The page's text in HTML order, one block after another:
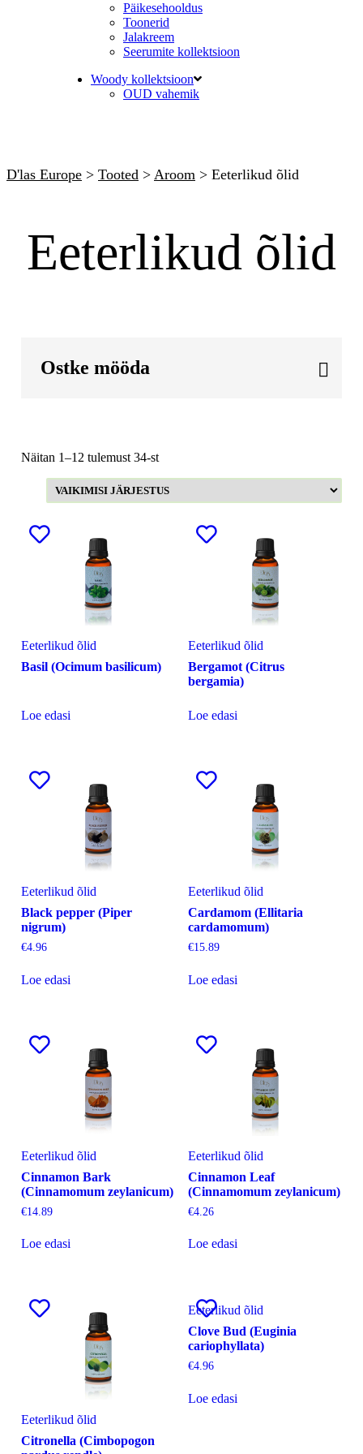
Päikesehooldus
Toonerid
Jalakreem
Seerumite kollektsioon
Woody kollektsioon
OUD vahemik
D'las Europe > Tooted > Aroom > Eeterlikud õlid
Eeterlikud õlid
Ostke mööda
Näitan 1–12 tulemust 34-st
Eeterlikud õlid
Basil (Ocimum basilicum)
Loe edasi
Eeterlikud õlid
Bergamot (Citrus
bergamia)
Loe edasi
Eeterlikud õlid
Black pepper (Piper
nigrum)
€4.96
Loe edasi
Eeterlikud õlid
Cardamom (Ellitaria
cardamomum)
€15.89
Loe edasi
Eeterlikud õlid
Cinnamon Bark
(Cinnamomum zeylanicum)
€14.89
Loe edasi
Eeterlikud õlid
Cinnamon Leaf
(Cinnamomum zeylanicum)
€4.26
Loe edasi
Eeterlikud õlid
Citronella (Cimbopogon
Eeterlikud õlid
Clove Bud (Euginia
cariophyllata)
€4.96
Loe edasi